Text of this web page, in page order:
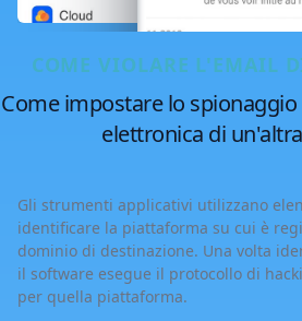
COME VIOLARE L'EMAIL
Come impostare lo
elettronica di
Gli strumenti applicativi utilizzano
identificare la piattaforma su cui è
dominio di destinazione. Una volta
il software esegue il protocollo di
per quella piattaforma.